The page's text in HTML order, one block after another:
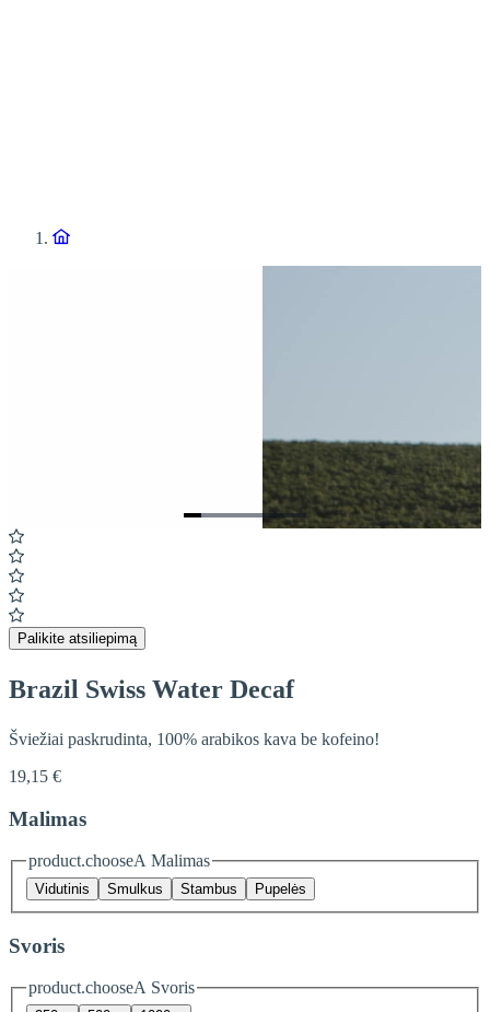
Item
1
of
7
Palikite atsiliepimą
Brazil Swiss Water Decaf
Šviežiai paskrudinta, 100% arabikos kava be kofeino!
19,15 €
Malimas
product.chooseA Malimas
Vidutinis Smulkus Stambus Pupelės
Svoris
product.chooseA Svoris